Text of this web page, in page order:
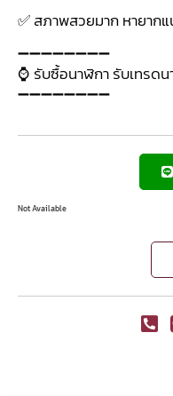
✅ สภาพสวยมาก หายาก
➖➖➖➖➖➖➖➖
⌚ รับซื้อนาฬิกา รับเทรด
➖➖➖➖➖➖➖➖
Not Available